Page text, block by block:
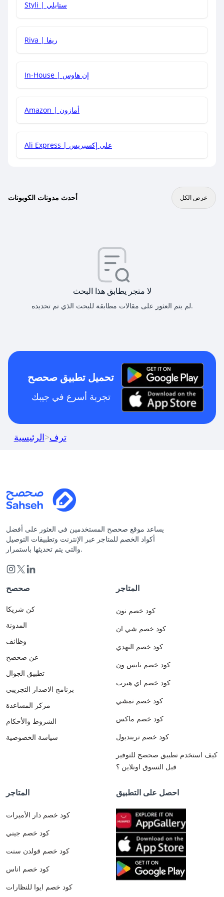
هل يمكنني جمع كود خصم مع العروض الأخرى؟
Styli | ستايلي
Riva | ريفا
In-House | إن هاوس
Amazon | أمازون
Ali Express | علي إكسبريس
أحدث مدونات الكوبونات عرض الكل
لا متجر يطابق هذا البحث
لم يتم العثور على مقالات مطابقة للبحث الذي تم تحديده.
تحميل تطبيق صحصح
تجربة أسرع في جيبك
الرئيسية>ترف
يساعد موقع صحصح المستخدمين في العثور على أفضل
أكواد الخصم للمتاجر عبر الإنترنت وتطبيقات التوصيل
والتي يتم تحديثها باستمرار.
صحصح
كن شريكا
المدونة
وظائف
عن صحصح
تطبيق الجوال
برنامج الاصدار التجريبي
مركز المساعدة
الشروط والأحكام
سياسة الخصوصية
المتاجر
كود خصم نون
كود خصم شي ان
كود خصم النهدي
كود خصم نايس ون
كود خصم اي هيرب
كود خصم نمشي
كود خصم ماكس
كود خصم ترينديول
كيف استخدم تطبيق صحصح للتوفير
قبل التسوق اونلاين ؟
المتاجر
كود خصم دار الأميرات
كود خصم جيني
كود خصم قولدن سنت
كود خصم اناس
كود خصم ايوا للنظارات
احصل على التطبيق